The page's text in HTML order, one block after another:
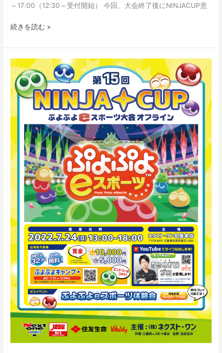
～17:00（12:30～受付開始） 今回、大会終了後にNINJACUP意
続きを読む »
【e
ポ
ー
ツ】
2022.7.24「ぷ
ぷ
よ
e
ス
『第
15
NINJA
CUP』
開
催